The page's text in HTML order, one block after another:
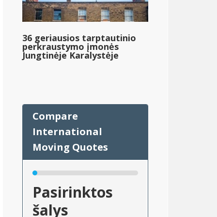
36 geriausios tarptautinio
perkraustymo įmonės
Jungtinėje Karalystėje
Pasirinktos
šalys